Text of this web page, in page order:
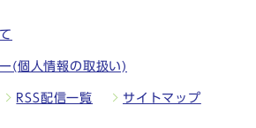
(個人情報の取扱い)
RSS配信一覧 サイトマップ